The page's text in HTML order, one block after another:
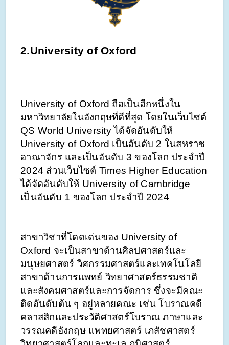
2.University of Oxford
University of Oxford ถือเป็นอีกหนึ่งใน
มหาวิทยาลัยในอังกฤษที่ดีที่สุด โดยในเว็บไซต์
QS World University ได้จัดอันดับให้
University of Oxford เป็นอันดับ 2 ในสหราช
อาณาจักร และเป็นอันดับ 3 ของโลก ประจำปี
2024 ส่วนเว็บไซต์ Times Higher Education
ได้จัดอันดับให้ University of Cambridge
เป็นอันดับ 1 ของโลก ประจำปี 2024
สาขาวิชาที่โดดเด่นของ University of
Oxford จะเป็นสาขาด้านศิลปศาสตร์และ
มนุษยศาสตร์ วิศกรรมศาสตร์และเทคโนโลยี
สาขาด้านการแพทย์ วิทยาศาสตร์ธรรมชาติ
และสังคมศาสตร์และการจัดการ ซึ่งจะมีคณะ
ติดอันดับต้น ๆ อยู่หลายคณะ เช่น โบราณคดี
คลาสสิกและประวัติศาสตร์โบราณ ภาษาและ
วรรณคดีอังกฤษ แพทยศาสตร์ เภสัชศาสตร์